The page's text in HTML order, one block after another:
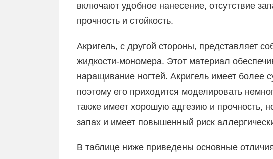
включают удобное нанесение, отсутствие
прочность и стойкость.
Акригель, с другой стороны, представляет
жидкости-мономера. Этот материал
наращивание ногтей. Акригель имеет более
поэтому его приходится моделировать
также имеет хорошую адгезию и прочность,
запах и имеет повышенный риск
В таблице ниже приведены основные